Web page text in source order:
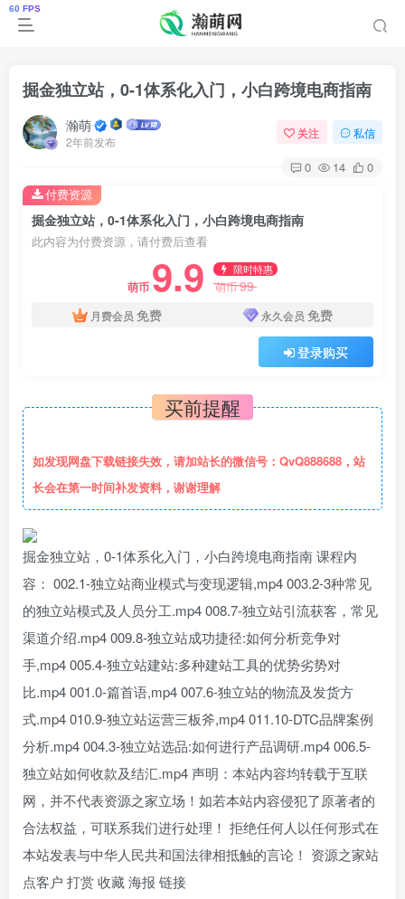
掘金独立站，0-1体系化入门，小白跨境电商指南
瀚萌
2年前发布
关注 私信
0 14 0
掘金独立站，0-1体系化入门，小白跨境电商指南
此内容为付费资源，请付费后查看
萌币 9.9 限时特惠
萌币99
月费会员 免费 永久会员 免费
登录购买
付费资源
买前提醒
如发现网盘下载链接失效，请加站长的微信号：QvQ888688，站
长会在第一时间补发资料，谢谢理解
掘金独立站，0-1体系化入门，小白跨境电商指南 课程内
容： 002.1-独立站商业模式与变现逻辑,mp4 003.2-3种常见
的独立站模式及人员分工.mp4 008.7-独立站引流获客，常见
渠道介绍.mp4 009.8-独立站成功捷径:如何分析竞争对
手,mp4 005.4-独立站建站:多种建站工具的优势劣势对
比.mp4 001.0-篇首语,mp4 007.6-独立站的物流及发货方
式.mp4 010.9-独立站运营三板斧,mp4 011.10-DTC品牌案例
分析.mp4 004.3-独立站选品:如何进行产品调研.mp4 006.5-
独立站如何收款及结汇.mp4 声明：本站内容均转载于互联
网，并不代表资源之家立场！如若本站内容侵犯了原著者的
合法权益，可联系我们进行处理！ 拒绝任何人以任何形式在
本站发表与中华人民共和国法律相抵触的言论！ 资源之家站
点客户 打赏 收藏 海报 链接